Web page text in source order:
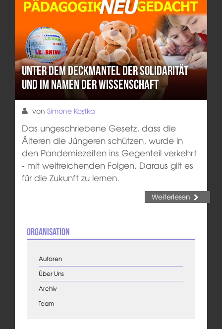
Unter dem Deckmantel der Solidarität
und im Namen der Wissenschaft
von Simone Kostka
Das ungeschriebene Gesetz, dass die
Älteren die Jüngeren schützen, wurde in
den Pandemiezeiten ins Gegenteil verkehrt
- mit weitreichenden Folgen. Daraus gilt es
für die Zukunft zu lernen.
Weiterlesen
Organisation
Autoren
Über Uns
Archiv
Team